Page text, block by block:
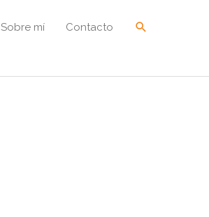
Sobre mí Contacto Buscar